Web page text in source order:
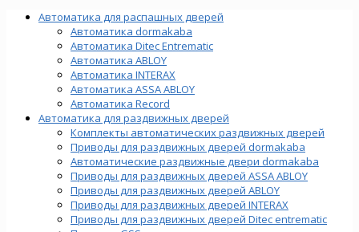
Автоматика для распашных дверей
Автоматика dormakaba
Автоматика Ditec Entrematic
Автоматика ABLOY
Автоматика INTERAX
Автоматика ASSA ABLOY
Автоматика Record
Автоматика для раздвижных дверей
Комплекты автоматических раздвижных дверей
Приводы для раздвижных дверей dormakaba
Автоматические раздвижные двери dormakaba
Приводы для раздвижных дверей ASSA ABLOY
Приводы для раздвижных дверей ABLOY
Приводы для раздвижных дверей INTERAX
Приводы для раздвижных дверей Ditec entrematic